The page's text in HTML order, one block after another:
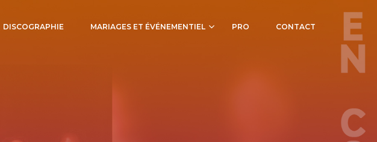
DISCOGRAPHIE MARIAGES ET ÉVÉNEMENTIEL PRO CONTACT